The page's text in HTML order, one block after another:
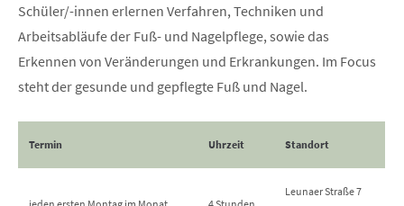
Schüler/-innen erlernen Verfahren, Techniken und
Arbeitsabläufe der Fuß- und Nagelpflege, sowie das
Erkennen von Veränderungen und Erkrankungen. Im Focus
steht der gesunde und gepflegte Fuß und Nagel.
Termin Uhrzeit Standort
Leunaer Straße 7